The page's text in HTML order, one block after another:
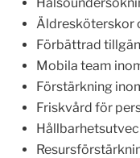
Äldresköterskor
Förbättrad
Mobila team
Förstärkning
Friskvård för